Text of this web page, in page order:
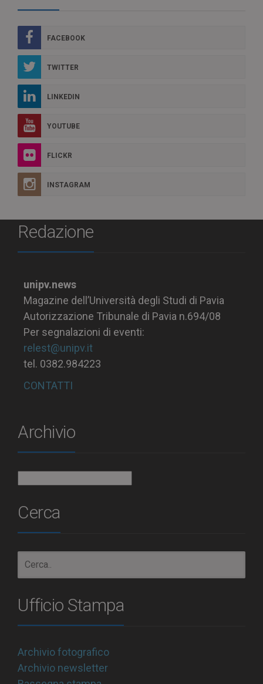
FACEBOOK
TWITTER
LINKEDIN
YOUTUBE
FLICKR
INSTAGRAM
Redazione
unipv.news
Magazine dell’Università degli Studi di Pavia
Autorizzazione Tribunale di Pavia n.694/08
Per segnalazioni di eventi:
relest@unipv.it
tel. 0382.984223
CONTATTI
Archivio
Cerca
Ufficio Stampa
Archivio fotografico
Archivio newsletter